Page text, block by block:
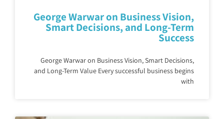
George Warwar on Business Vision,
Smart Decisions, and Long-Term
Success
George Warwar on Business Vision, Smart Decisions,
and Long-Term Value Every successful business begins
with